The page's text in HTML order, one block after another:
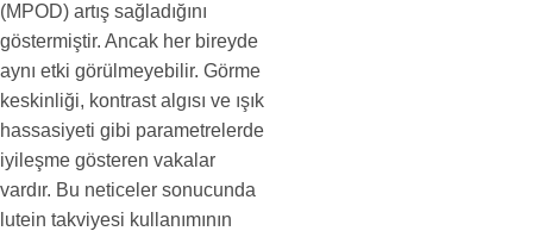
(MPOD) artış sağladığını
göstermiştir. Ancak her bireyde
aynı etki görülmeyebilir. Görme
keskinliği, kontrast algısı ve ışık
hassasiyeti gibi parametrelerde
iyileşme gösteren vakalar
vardır. Bu neticeler sonucunda
lutein takviyesi kullanımının